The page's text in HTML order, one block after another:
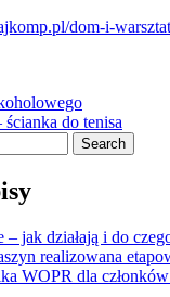
dom-i-
do tenisa
jak działają i do
realizowana
WOPR dla